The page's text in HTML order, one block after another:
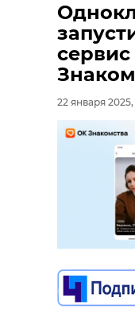
22 января 2025,